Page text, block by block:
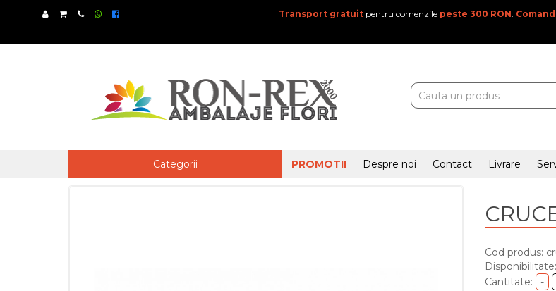
Transport gratuitpentru comenzile peste 300 RON.
Categorii PROMOTII Despre noi Contact Livrare
Cod produs:
Disponibilitate:
Cantitate: